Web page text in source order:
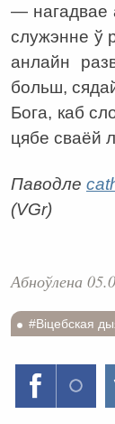
— нагадвае
служэнне ў
анлайн
больш,
Бога, каб
цябе сваёй
Паводле
(VGr)
Абноўлена
#Віцебская